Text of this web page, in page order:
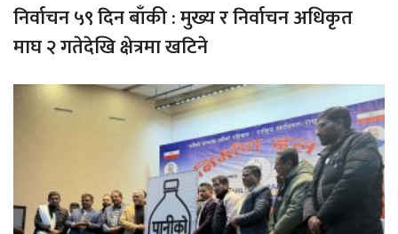
निर्वाचन ५९ दिन बाँकी : मुख्य र निर्वाचन अधिकृत
माघ २ गतेदेखि क्षेत्रमा खटिने